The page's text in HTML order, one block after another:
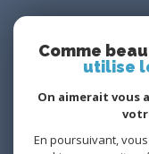
Comme
utilise
On aimerait vous
En poursuivant,